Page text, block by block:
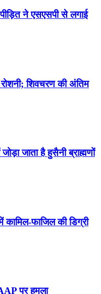
ने एसएसपी से लगाई
शिवचरण की अंतिम
जाता है हुसैनी ब्राह्मणों
फाजिल की डिग्री
पर हमला